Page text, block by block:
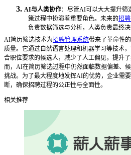
3. AI与人类协作：尽管AI可以大大提升筛
策过程中扮演着重要角色。未来的招
负责数据筛选与分析，人类负责最终决
AI简历筛选技术为招聘管理系统带来了革命性
质量。它通过自然语言处理和机器学习等技术
合职位要求的候选人，减少了人工偏见，提升
而，AI在简历筛选过程中仍然面临数据偏差、
挑战。为了最大程度地发挥AI的优势，企业需
断，确保招聘过程的公正性与全面性。
相关推荐